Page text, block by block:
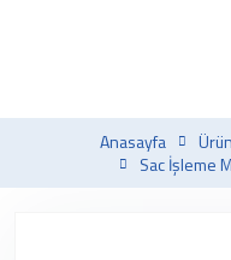
Anasayfa
Sac İşleme